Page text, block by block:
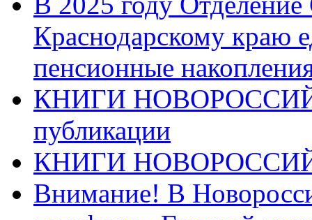
Краснодарскому краю
пенсионные
КНИГИ
публикации
КНИГИ
Внимание! В